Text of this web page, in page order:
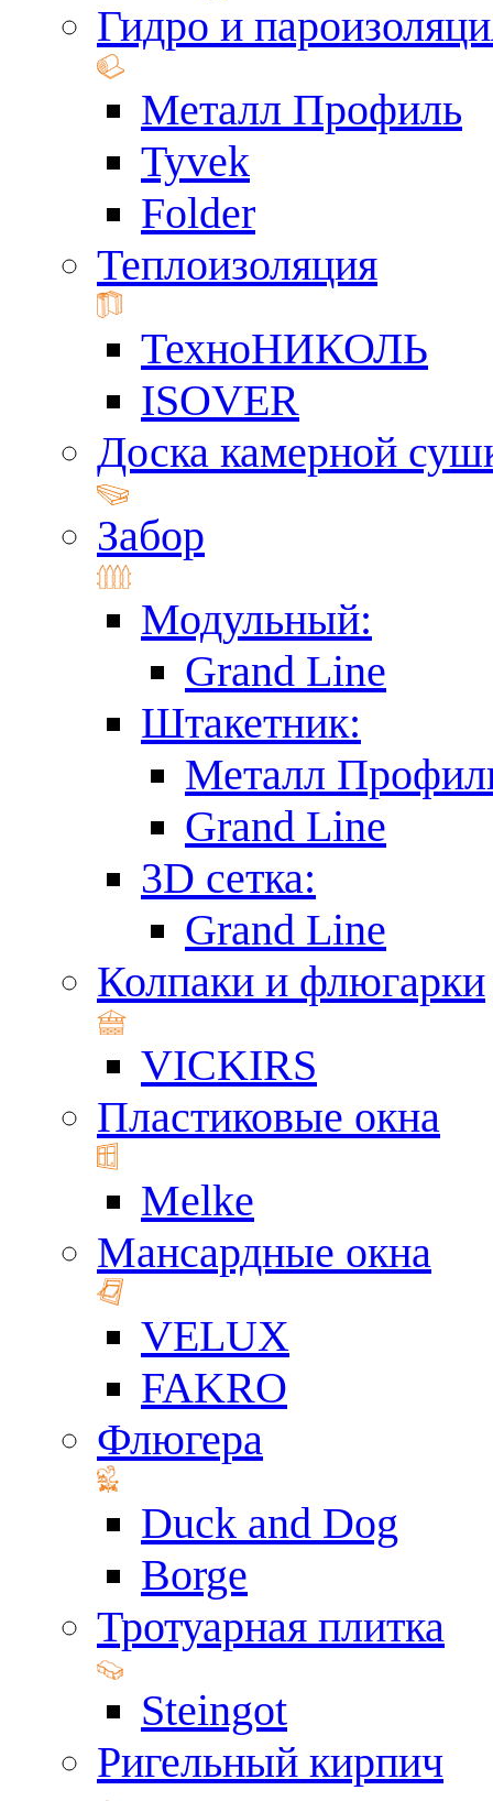
Гидро и
Металл Профиль
Tyvek
Folder
Теплоизоляция
ТехноНИКОЛЬ
ISOVER
Доска камерной
Забор
Модульный:
Grand Line
Штакетник:
Металл
Grand Line
3D сетка:
Grand Line
Колпаки и флюгарки
VICKIRS
Пластиковые окна
Melke
Мансардные окна
VELUX
FAKRO
Флюгера
Duck and Dog
Borge
Тротуарная плитка
Steingot
Ригельный кирпич